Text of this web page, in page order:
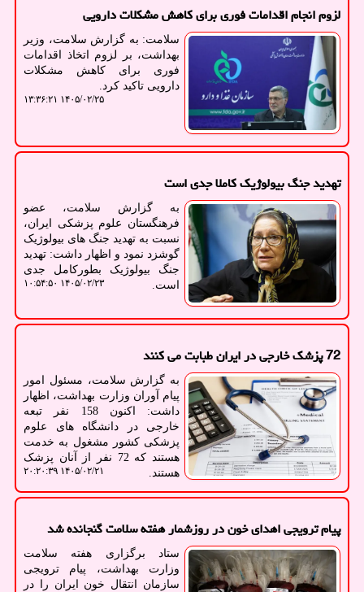
لزوم انجام اقدامات فوری برای کاهش مشکلات دارویی
سلامت: به گزارش سلامت، وزیر
بهداشت، بر لزوم اتخاذ اقدامات
فوری برای کاهش مشکلات
دارویی تاکید کرد.
۱۴۰۵/۰۲/۲۵ ۱۳:۳۶:۲۱
تهدید جنگ بیولوژیک کاملا جدی است
به گزارش سلامت، عضو
فرهنگستان علوم پزشکی ایران،
نسبت به تهدید جنگ های بیولوژیک
گوشزد نمود و اظهار داشت: تهدید
جنگ بیولوژیک بطورکامل جدی
است.
۱۴۰۵/۰۲/۲۳ ۱۰:۵۴:۵۰
72 پزشک خارجی در ایران طبابت می کنند
به گزارش سلامت، مسئول امور
پیام آوران وزارت بهداشت، اظهار
داشت: اکنون 158 نفر تبعه
خارجی در دانشگاه های علوم
پزشکی کشور مشغول به خدمت
هستند که 72 نفر از آنان پزشک
هستند.
۱۴۰۵/۰۲/۲۱ ۲۰:۲۰:۳۹
پیام ترویجی اهدای خون در روزشمار هفته سلامت گنجانده شد
ستاد برگزاری هفته سلامت
وزارت بهداشت، پیام ترویجی
سازمان انتقال خون ایران را در